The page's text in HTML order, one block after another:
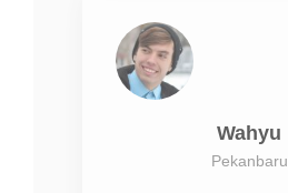
Wahyu
Pekanbaru